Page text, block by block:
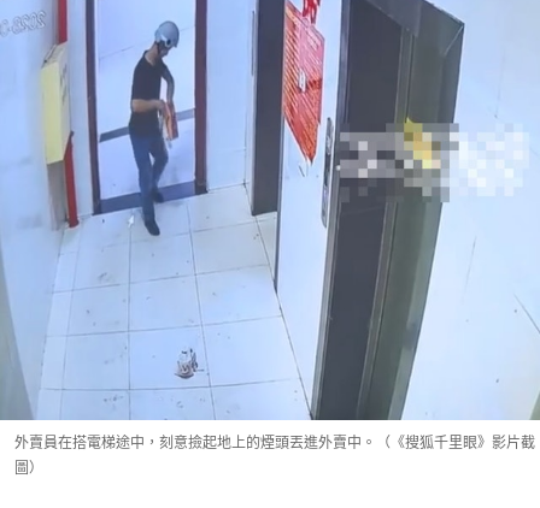
外賣員在搭電梯途中，刻意撿起地上的煙頭丟進外賣中。（《搜狐千里眼》影片截
圖）